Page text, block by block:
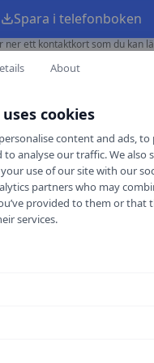
Spara i telefonboken
ner ett kontaktkort som du kan
About
cookies
content and ads, to
to analyse our traffic. We also
use of our site with our
partners who may
provided to them or that
services.